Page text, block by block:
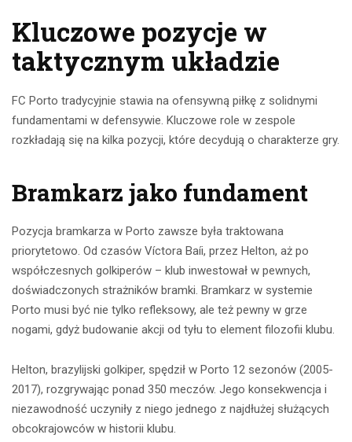
Kluczowe pozycje w
taktycznym układzie
FC Porto tradycyjnie stawia na ofensywną piłkę z solidnymi
fundamentami w defensywie. Kluczowe role w zespole
rozkładają się na kilka pozycji, które decydują o charakterze gry.
Bramkarz jako fundament
Pozycja bramkarza w Porto zawsze była traktowana
priorytetowo. Od czasów Víctora Baíi, przez Helton, aż po
współczesnych golkiperów – klub inwestował w pewnych,
doświadczonych strażników bramki. Bramkarz w systemie
Porto musi być nie tylko refleksowy, ale też pewny w grze
nogami, gdyż budowanie akcji od tyłu to element filozofii klubu.
Helton, brazylijski golkiper, spędził w Porto 12 sezonów (2005-
2017), rozgrywając ponad 350 meczów. Jego konsekwencja i
niezawodność uczyniły z niego jednego z najdłużej służących
obcokrajowców w historii klubu.